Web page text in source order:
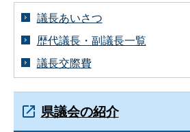
議長あいさつ
歴代議長・副議長一覧
議長交際費
県議会の紹介